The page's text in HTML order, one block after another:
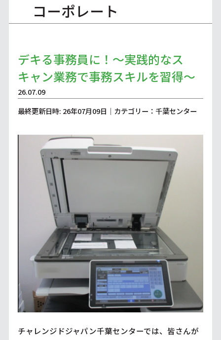
コーポレート
デキる事務員に！～実践的なス
キャン業務で事務スキルを習得～
26.07.09
最終更新日時: 26年07月09日｜カテゴリー：千葉センター
チャレンジドジャパン千葉センターでは、皆さんが